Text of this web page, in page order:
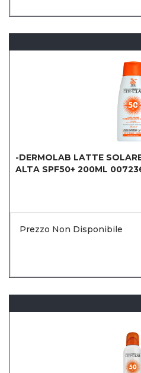
-DERMOLAB LATTE
ALTA SPF50+ 200ML
Prezzo Non Disponibile